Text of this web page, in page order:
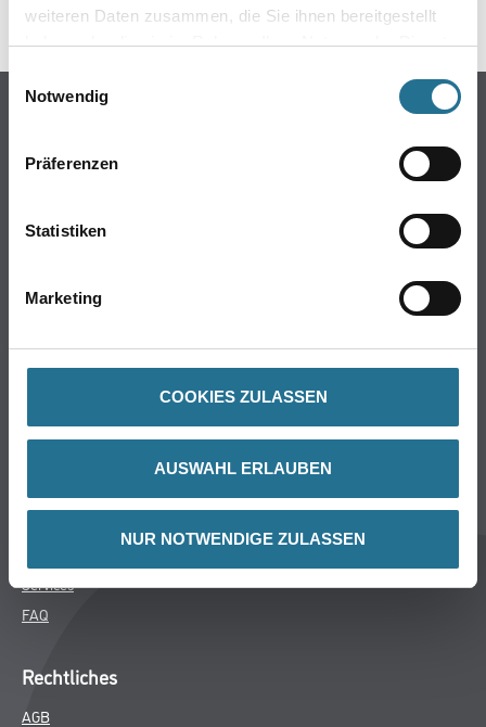
weiteren Daten zusammen, die Sie ihnen bereitgestellt
haben oder die sie im Rahmen Ihrer Nutzung der Dienste
Einwilligungsauswahl
Notwendig
Präferenzen
Statistiken
Marketing
COOKIES ZULASSEN
AUSWAHL ERLAUBEN
NUR NOTWENDIGE ZULASSEN
Online-Shop
Putze- und Spachtelmassen
Wand- & Deckenbeläge
Über uns
MPlus
Services
FAQ
Rechtliches
AGB